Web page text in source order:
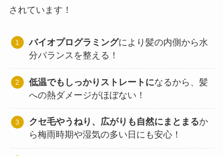
されています！
バイオプログラミングにより髪の内側から水
分バランスを整える！
低温でもしっかりストレートになるから、髪
への熱ダメージがほぼない！
クセ毛やうねり、広がりも自然にまとまるか
ら梅雨時期や湿気の多い日にも安心！